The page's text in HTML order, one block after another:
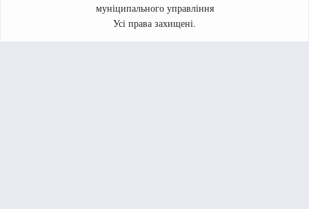
муніципального управління
Усі права захищені.